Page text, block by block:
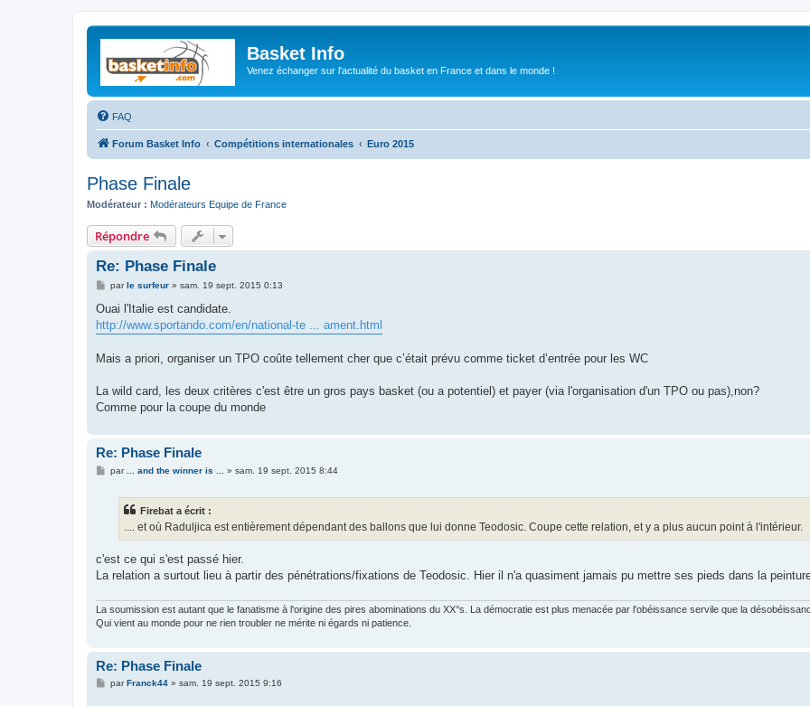
Basket Info
Venez échanger sur l'actualité du basket en France et dans le monde !
FAQ
Forum Basket Info Compétitions internationales Euro 2015
Phase Finale
Modérateur : Modérateurs Equipe de France
Répondre
Re: Phase Finale
M
s
a
parle surfeur» sam. 19 sept. 2015 0:13
Ouai l'Italie est candidate.
http://www.sportando.com/en/national-te ... ament.html
Mais a priori, organiser un TPO coûte tellement cher que c’était prévu comme ticket d’entrée pour les WC
La wild card, les deux critères c'est être un gros pays basket (ou a potentiel) et payer (via l'organisation d'un TPO ou pas),non?
Comme pour la coupe du monde
Re: Phase Finale
Mpar ... and the winner is ... » sam. 19 sept. 2015 8:44
Firebat a écrit :
.... et où Raduljica est entièrement dépendant des ballons que lui donne Teodosic. Coupe cette relation, et y a plus aucun point à l'intérieur.
c'est ce qui s'est passé hier.
La relation a surtout lieu à partir des pénétrations/fixations de Teodosic. Hier il n'a quasiment jamais pu mettre ses pieds dans la
La soumission est autant que le fanatisme à l'origine des pires abominations du XX°s. La démocratie est plus menacée par l'obéissance servile que la
Qui vient au monde pour ne rien troubler ne mérite ni égards ni patience.
Re: Phase Finale
Mpar Franck44» sam. 19 sept. 2015 9:16